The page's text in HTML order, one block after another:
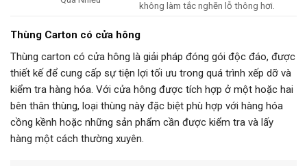
không làm tắc nghẽn lỗ thông hơi.
Thùng Carton có cửa hông
Thùng carton có cửa hông là giải pháp đóng gói độc đáo, được
thiết kế để cung cấp sự tiện lợi tối ưu trong quá trình xếp dỡ và
kiểm tra hàng hóa. Với cửa hông được tích hợp ở một hoặc hai
bên thân thùng, loại thùng này đặc biệt phù hợp với hàng hóa
cồng kềnh hoặc những sản phẩm cần được kiểm tra và lấy
hàng một cách thường xuyên.